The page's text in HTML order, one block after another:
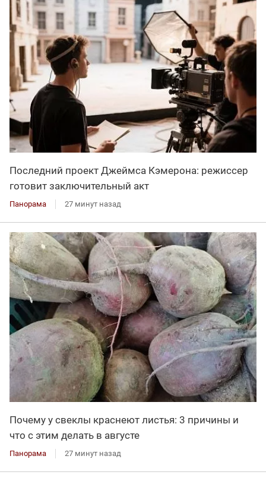
Последний проект Джеймса Кэмерона: режиссер
готовит заключительный акт
Панорама 27 минут назад
Почему у свеклы краснеют листья: 3 причины и
что с этим делать в августе
Панорама 27 минут назад